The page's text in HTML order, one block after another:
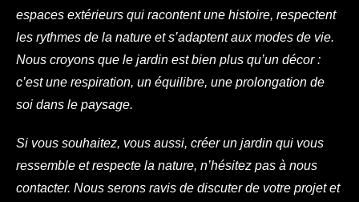
espaces extérieurs qui racontent une histoire, respectent
les rythmes de la nature et s’adaptent aux modes de vie.
Nous croyons que le jardin est bien plus qu’un décor :
c’est une respiration, un équilibre, une prolongation de
soi dans le paysage.
Si vous souhaitez, vous aussi, créer un jardin qui vous
ressemble et respecte la nature, n’hésitez pas à nous
contacter. Nous serons ravis de discuter de votre projet et